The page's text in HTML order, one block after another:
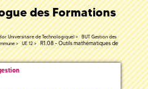
des Formations
Universitaire de Technologique)
BUT Gestion des
UE 12
R1.08 - Outils mathématiques de